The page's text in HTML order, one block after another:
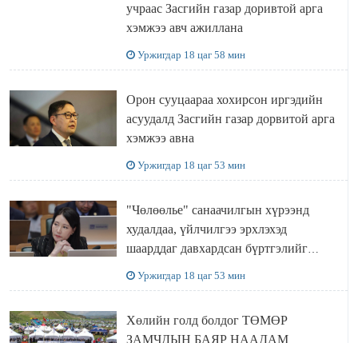
учраас Засгийн газар доривтой арга
хэмжээ авч ажиллана
Уржигдар 18 цаг 58 мин
Орон сууцаараа хохирсон иргэдийн
асуудалд Засгийн газар дорвитой арга
хэмжээ авна
Уржигдар 18 цаг 53 мин
"Чөлөөлье" санаачилгын хүрээнд
худалдаа, үйлчилгээ эрхлэхэд
шаарддаг давхардсан бүртгэлийг
Уржигдар 18 цаг 53 мин
Хөлийн голд болдог ТӨМӨР
ЗАМЧДЫН БАЯР НААДАМ